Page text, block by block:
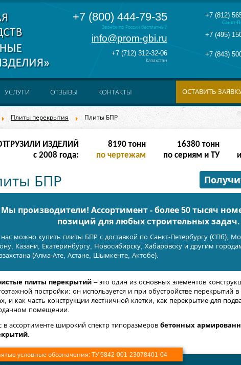
+7 (800) 444-79-35
Звонок по России бесплатный
info@prom-gbi.ru
+7 (712) 312-32-06
Казахстан
+7 (812)
Санкт-
+7 (495)
+7 (843)
Плиты перекрытия Плиты БПР
УСЛУГИ ОТЗЫВЫ КОНТАКТЫ ОСТАВИТЬ
ИЗДЕЛИЙ
с 2008 года:
32766тонн
по чертежам
65532тонн
по сериям и ТУ
БПР
Мы производители! Ассортимент - более 50 тысяч
позиций для любых cтроительных задач.
можно купить плиты БПР с доставкой по Санкт-Петербургу (СПб),
Казани, Екатеринбургу, Новосибирску, Хабаровску и другим
(Алма-Ате, Астане, Шымкенте, Актобе).
плиты перекрытий – это один из основных элементов
постройки: он используется и при обустройстве перекрытий
и как часть конструкции лестничной клетки, как перекрытие для
помещении.
в ассортименте широкий спектр типоразмеров бетонных
.
условные обозначения: ТУ 5842-001-23078401-04